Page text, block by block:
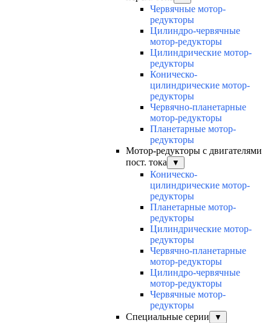
Червячные мотор-
редукторы
Цилиндро-червячные
мотор-редукторы
Цилиндрические мотор-
редукторы
Коническо-
цилиндрические мотор-
редукторы
Червячно-планетарные
мотор-редукторы
Планетарные мотор-
редукторы
Мотор-редукторы с двигателями
пост. тока
▼
Коническо-
цилиндрические мотор-
редукторы
Планетарные мотор-
редукторы
Цилиндрические мотор-
редукторы
Червячно-планетарные
мотор-редукторы
Цилиндро-червячные
мотор-редукторы
Червячные мотор-
редукторы
Специальные серии
▼